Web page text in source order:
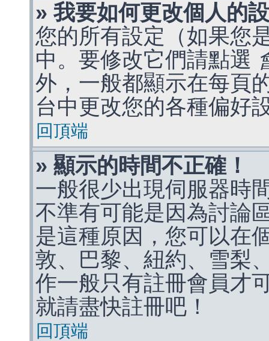
» 我要如何更改個人的
您的所有設定（如果您
中。要修改它們請點選
外，一般都顯示在每頁
台中更改您的各種偏好
回頂端
» 顯示的時間不正確！
一般很少出現伺服器時
不準有可能是因為討論
是這種原因，您可以在
敦、巴黎、紐約、雪梨
作一般只有註冊會員才
就請盡快註冊吧！
回頂端